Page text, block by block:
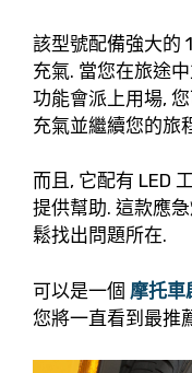
該型號配備強大的
充氣. 當您在旅途
功能會派上用場,
充氣並繼續您的旅
而且, 它配有 LED
提供幫助. 這款應
鬆找出問題所在.
可以是一個 摩托車
您將一直看到最推